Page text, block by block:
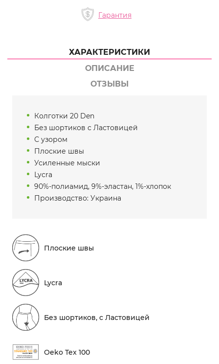
Гарантия
ХАРАКТЕРИСТИКИ
ОПИСАНИЕ
ОТЗЫВЫ
Колготки 20 Den
Без шортиков с Ластовицей
С узором
Плоские швы
Усиленные мыски
Lycra
90%-полиамид, 9%-эластан, 1%-хлопок
Производство: Украина
Плоские швы
Lycra
Без шортиков, с Ластовицей
Oeko Tex 100